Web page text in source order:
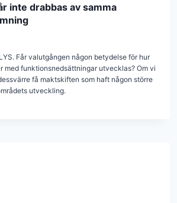
inte drabbas av samma
Får valutgången någon betydelse för hur
med funktionsnedsättningar utvecklas? Om vi
få maktskiften som haft någon större
utveckling.